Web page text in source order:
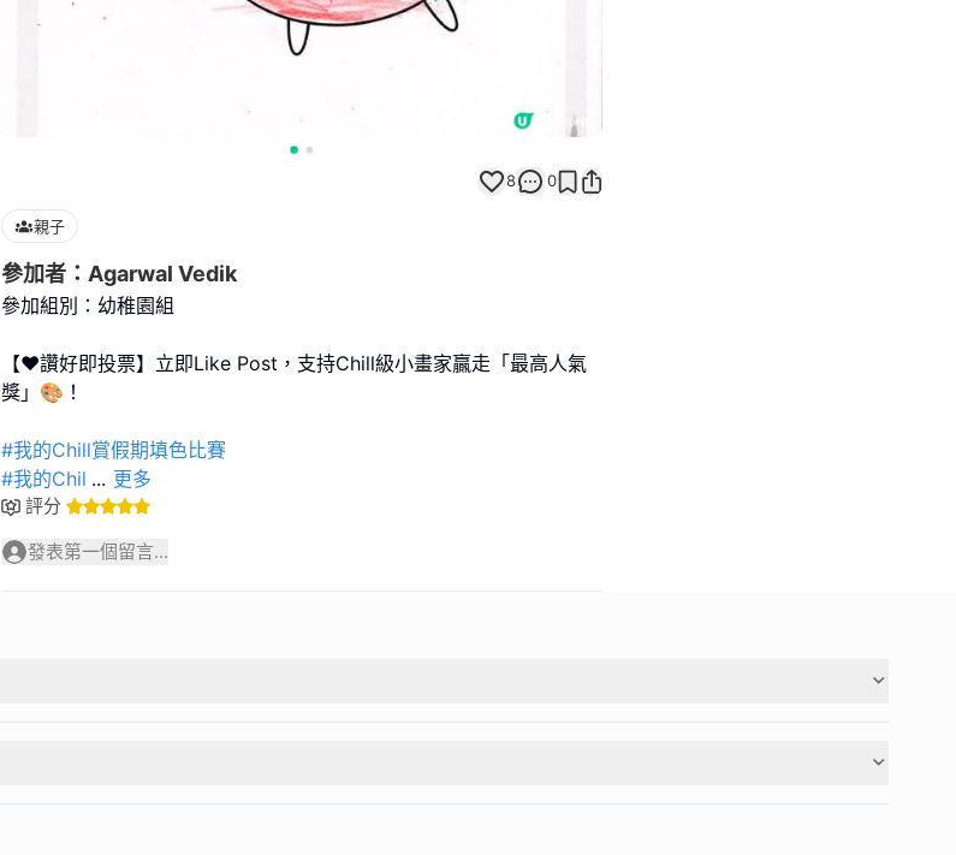
8 0
親子
參加者：Agarwal Vedik
參加組別：幼稚園組
【❤️讚好即投票】立即Like Post，支持Chill級小畫家贏走「最高人氣
獎」🎨！
#我的Chill賞假期填色比賽
#我的Chil ... 更多
評分
發表第一個留言...